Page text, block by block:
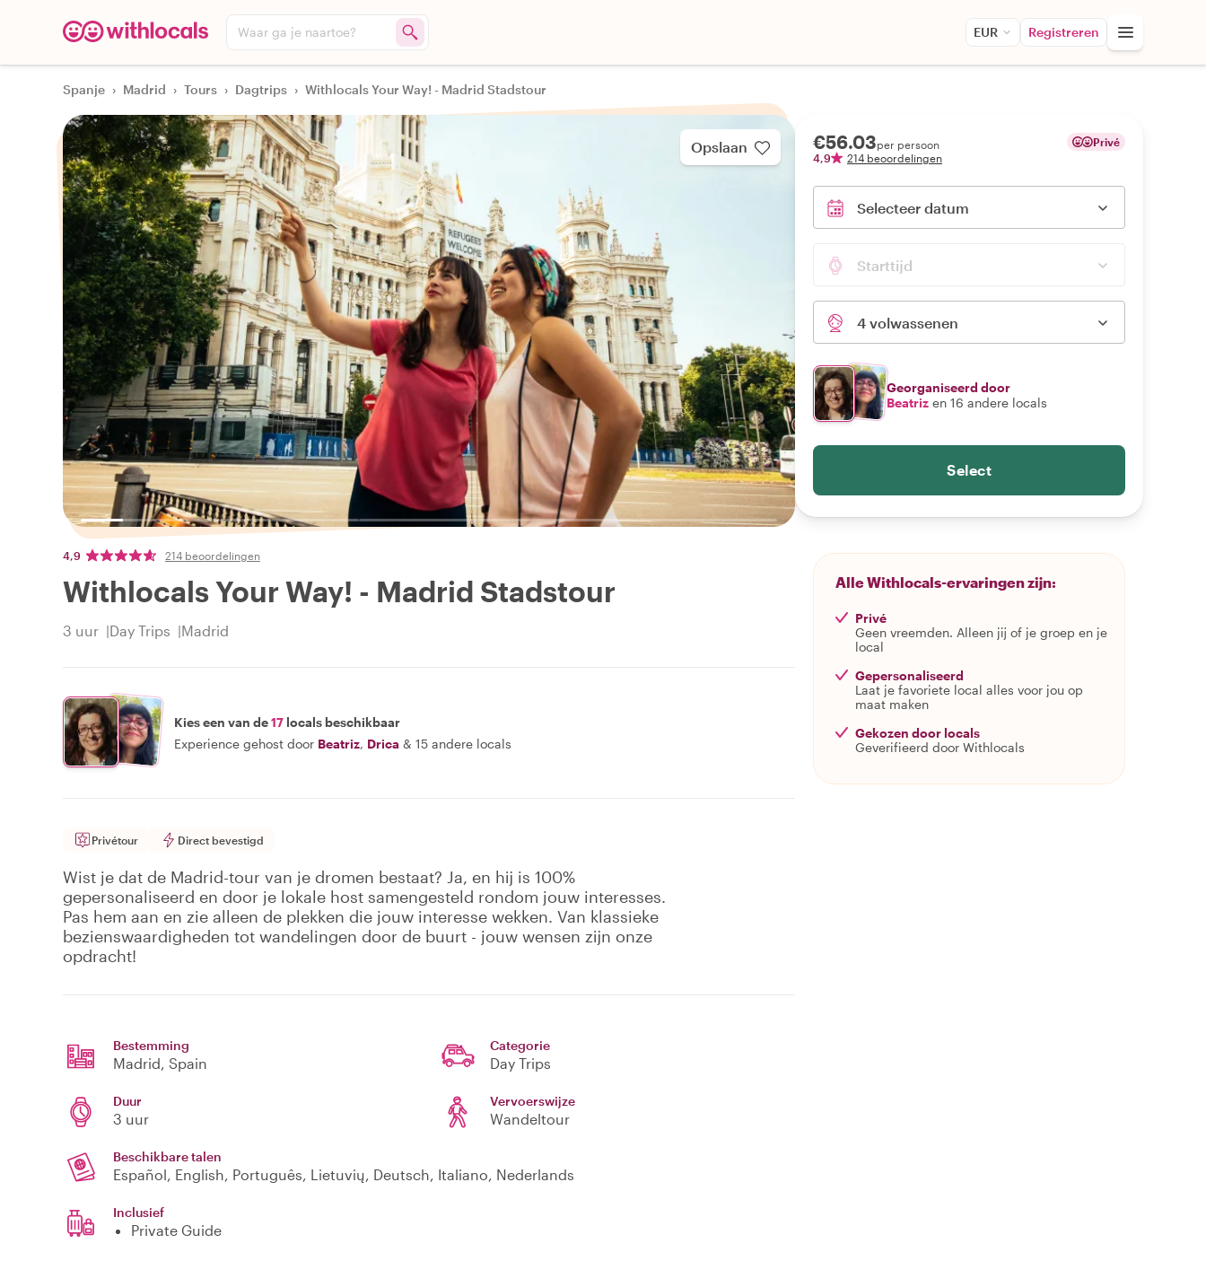
Waar ga je naartoe? EUR Registreren
Spanje › Madrid › Tours › Dagtrips › Withlocals Your Way! - Madrid Stadstour
Opslaan
4,9 214 beoordelingen
Withlocals Your Way! - Madrid Stadstour
3 uur Day Trips Madrid
Kies een van de17 locals beschikbaar
Experience gehost door Beatriz, Drica & 15 andere locals
Privétour Direct bevestigd
Wist je dat de Madrid-tour van je dromen bestaat? Ja, en hij is 100%
gepersonaliseerd en door je lokale host samengesteld rondom jouw interesses.
Pas hem aan en zie alleen de plekken die jouw interesse wekken. Van klassieke
bezienswaardigheden tot wandelingen door de buurt - jouw wensen zijn onze
opdracht!
Bestemming
Madrid, Spain
Categorie
Day Trips
Duur
3 uur
Vervoerswijze
Wandeltour
Beschikbare talen
Español, English, Português, Lietuvių, Deutsch, Italiano, Nederlands
Inclusief
Private Guide
€56.03per persoon
4,9
214 beoordelingen
Privé
Selecteer datum
Starttijd
4 volwassenen
Georganiseerd door
Beatriz en 16 andere locals
Select
Alle Withlocals-ervaringen zijn:
Privé
Geen vreemden. Alleen jij of je groep en je
local
Gepersonaliseerd
Laat je favoriete local alles voor jou op
maat maken
Gekozen door locals
Geverifieerd door Withlocals